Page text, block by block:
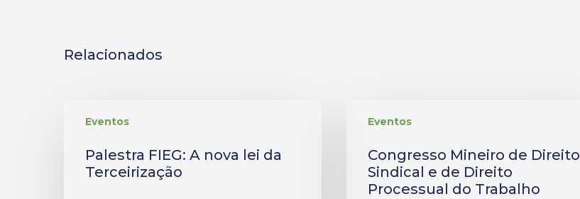
Relacionados
Eventos
Palestra FIEG: A nova lei da
Terceirização
Eventos
Congresso Mineiro de Direito
Sindical e de Direito
Processual do Trabalho